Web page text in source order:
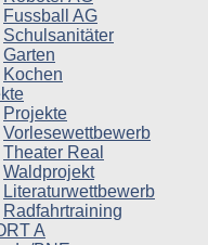
Fussball AG
Schulsanitäter
Garten
Kochen
Projekte
Vorlesewettbewerb
Theater Real
Waldprojekt
Literaturwettbewerb
Radfahrtraining
A